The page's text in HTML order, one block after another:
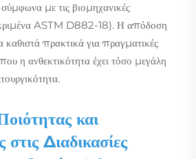
με τις βιομηχανικές
ASTM D882-18). Η απόδοση
καθιστά πρακτικά για πραγματικές
η ανθεκτικότητα έχει τόσο μεγάλη
και
Διαδικασίες